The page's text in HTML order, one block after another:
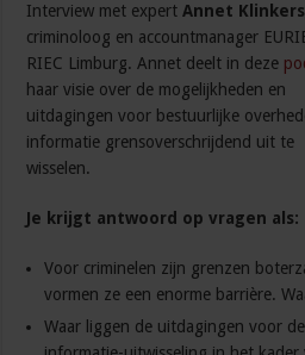
Interview met expertAnnet Klinkers
criminoloog en accountmanager
RIEC Limburg. Annet deelt in deze
haar visie over de mogelijkheden en
uitdagingen voor bestuurlijke
informatie grensoverschrijdend uit te
wisselen.
Je krijgt antwoord op vragen als:
Voor criminelen zijn grenzen
vormen ze een enorme barrière.
Waar liggen de uitdagingen voor